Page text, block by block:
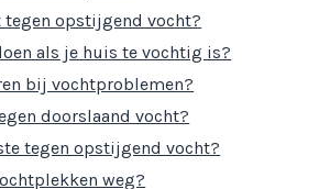
tegen opstijgend vocht?
als je huis te vochtig is?
bij vochtproblemen?
doorslaand vocht?
tegen opstijgend vocht?
weg?